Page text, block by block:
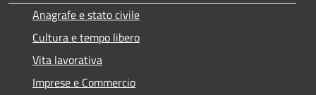
Anagrafe e stato civile
Cultura e tempo libero
Vita lavorativa
Imprese e Commercio